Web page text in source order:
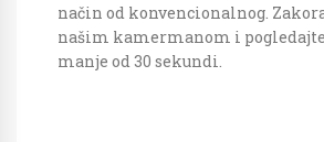
način od konvencionalnog.
našim kamermanom i
manje od 30 sekundi.